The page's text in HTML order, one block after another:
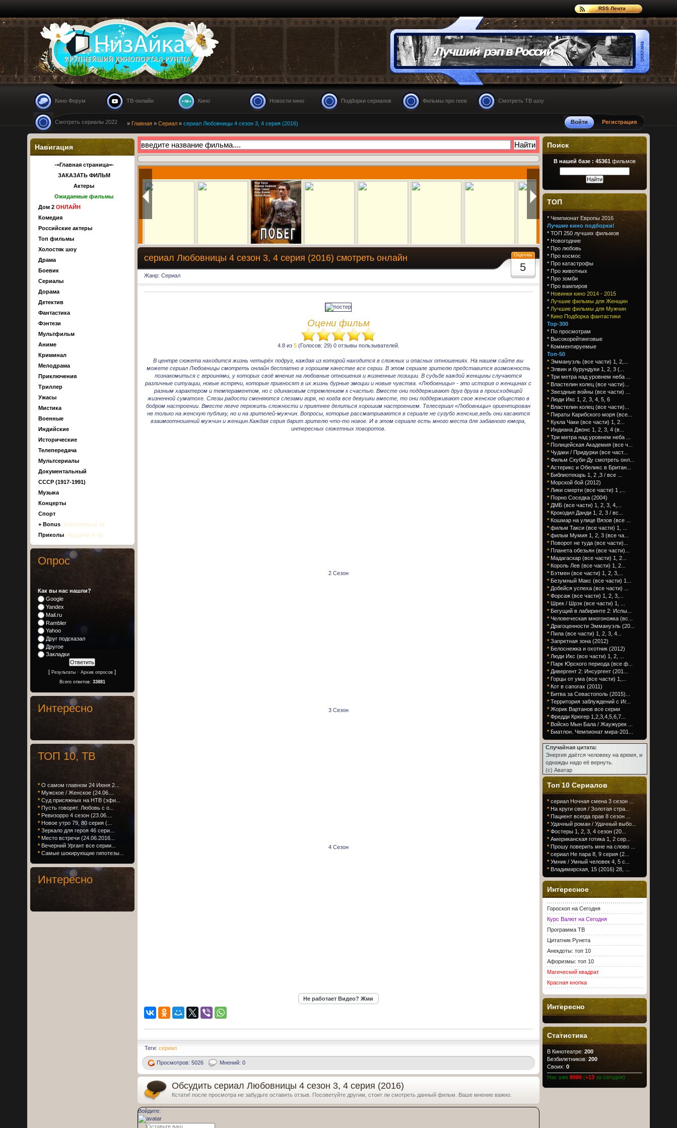
RSS Лента
Nizaika.ru
Кино Форум ТВ-онлайн Кино Новости кино Подборки сериалов Фильмы про геев Смотреть ТВ шоу
Смотреть сериалы 2022 Войти Регистрация
» Главная» Сериал» сериал Любовницы 4 сезон 3, 4 серия (2016)
сериал Любовницы 4 сезон 3, 4 серия (2016) смотреть онлайн
Жанр: Сериал
Оценка
5
Оцени фильм
4.8 из 5(Голосов: 29) 0 отзывы пользывателей.
В центре сюжета находится жизнь четырёх подруг, каждая из которой находится в сложных и опасных отношениях. На нашем сайте вы
можете сериал Любовницы смотреть онлайн бесплатно в хорошем качестве все серии. В этом сериале зрителю представится возможность
познакомиться с героинями, у которых своё мнение на любовные отношения и жизненные позиции. В судьбе каждой женщины случаются
различные ситуации, новые встречи, которые привносят в их жизнь бурные эмоции и новые чувства. «Любовницы» - это история о женщинах с
разным характером и темпераментом, но с одинаковым стремлением к счастью. Вместе они поддерживают друг друга в происходящей
жизненной суматохе. Слезы радости сменяются слезами горя, но когда все девушки вместе, то они поддерживают свое женское общество в
бодром настроении. Вместе легче пережить сложности и приятнее делиться хорошим настроением. Телесериал «Любовницы» ориентирован
не только на женскую публику, но и на зрителей-мужчин. Вопросы, которые рассматриваются в сериале не сугубо женские,ведь они касаются
взаимоотношений мужчин и женщин.Каждая серия дарит зрителю что-то новое. И в этом сериале есть много места для забавного юмора,
интересных сюжетных поворотов.
2 Сезон
3 Сезон
4 Сезон
Теги: сериал
Просмотров: 5026 Мнений: 0
Обсудить сериал Любовницы 4 сезон 3, 4 серия (2016)
Кстати! после просмотра не забудьте оставить отзыв. Посоветуйте другим, стоит ли смотреть данный фильм. Ваше мнение важно.
Войдите:
Поиск
В нашей базе : 45361 фильмов
ТОП
*Чемпионат Европы 2016
Лучшие кино подборки!
*ТОП 250 лучших фильмов
* Новогодние
*Про любовь
*Про космос
*Про катастрофы
*Про животных
*Про зомби
*Про вампиров
* Новинки кино 2014 - 2015
* Лучшие фильмы для Женщин
* Лучшие фильмы для Мужчин
* Кино Подборка фантастики
Top-300
*По просмотрам
* Высокорейтинговые
* Комментируемые
Топ-50
* Эммануэль (все части) 1, 2,...
* Элвин и бурундуки 1, 2, 3 (...
* Три метра над уровнем неба ...
* Властелин колец (все части)...
* Звездные войны (все части) ...
* Люди Икс 1, 2, 3, 4, 5, 6
* Властелин колец (все части)...
* Пираты Карибского моря (все...
* Кукла Чаки (все части) 1, 2...
* Индиана Джонс 1, 2, 3, 4 (в...
* Три метра над уровнем неба ...
* Полицейская Академия (все ч...
* Чудаки / Придурки (все част...
* Фильм Скуби-Ду смотреть онл...
* Астерикс и Обеликс в Британ...
* Библиотекарь 1, 2 ,3 / все ...
* Морской бой (2012)
* Лики смерти (все части) 1 ,...
* Порно Соседка (2004)
* ДМБ (все части) 1, 2, 3, 4,...
* Крокодил Данди 1, 2, 3 / вс...
* Кошмар на улице Вязов (все ...
* фильм Такси (все части) 1, ...
* фильм Мумия 1, 2, 3 (все ча...
* Поворот не туда (все части)...
* Планета обезьян (все части)...
* Мадагаскар (все части) 1, 2...
* Король Лев (все части) 1, 2...
* Бэтмен (все части) 1, 2, 3,...
* Безумный Макс (все части) 1...
* Добейся успеха (все части) ...
* Форсаж (все части) 1, 2, 3,...
* Шрек / Шрэк (все части) 1, ...
* Бегущий в лабиринте 2: Испы...
* Человеческая многоножка (вс...
* Драгоценности Эммануэль (20...
* Пила (все части) 1, 2, 3, 4...
* Запретная зона (2012)
* Белоснежка и охотник (2012)
* Люди Икс (все части) 1, 2, ...
* Парк Юрского периода (все ф...
* Дивергент 2: Инсургент (201...
* Горцы от ума (все части) 1,...
* Кот в сапогах (2011)
* Битва за Севастополь (2015)...
* Территория заблуждений с Иг...
* Жорик Вартанов все серии
* Фредди Крюгер 1,2,3,4,5,6,7...
* Войско Мын Бала / Жаужүрек ...
* Биатлон. Чемпионат мира-201...
Случайная цитата:
Энергия даётся человеку на время, и
однажды надо её вернуть.
(c) Аватар
Топ 10 Сериалов
* сериал Ночная смена 3 сезон ...
* На круги своя / Золотая стра...
* Пациент всегда прав 8 сезон ...
* Удачный роман / Удачный выбо...
* Фостеры 1, 2, 3, 4 сезон (20...
* Американская готика 1, 2 сер...
* Прошу поверить мне на слово ...
* сериал Не пара 8, 9 серия (2...
* Умник / Умный человек 4, 5 с...
* Владимирская, 15 (2016) 28, ...
Интересное
Гороскоп на Сегодня
Курс Валют на Сегодня
Программа ТВ
Цитатник Рунета
Анекдоты: топ 10
Афоризмы: топ 10
Магический квадрат
Красная кнопка
Интересно
Статистика
В Кинотеатре:200
Безбилетников:200
Своих:0
Нас уже8980 (+13 за сегодня)
Навигация
-=Главная страница=-
ЗАКАЗАТЬ ФИЛЬМ
Актеры
Ожидаемые фильмы
Дом 2 ОНЛАЙН
Комедия
Российские актеры
Топ фильмы
Холостяк шоу
Драма
Боевик
Сериалы
Дорама
Детектив
Фантастика
Фэнтези
Мультфильм
Аниме
Криминал
Мелодрама
Приключения
Триллер
Ужасы
Мистика
Военные
Индийские
Исторические
Телепередача
Мультсериалы
Документальный
СССР (1917-1991)
Музыка
Концерты
Спорт
+ Bonus, Киноляпы и тд
Приколы, Неудачи и тд
Опрос
Как вы нас нашли?
Google
Yandex
Mail.ru
Rambler
Yahoo
Друг подсказал
Другое
Закладки
[Результаты ·Архив опросов ]
Всего ответов: 33881
Интересно
ТОП 10, ТВ
* О самом главном 24 Июня 2...
* Мужское / Женское (24.06....
* Суд присяжных на НТВ (эфи...
* Пусть говорят. Любовь с о...
* Ревизорро 4 сезон (23.06....
* Новое утро 79, 80 серия (...
* Зеркало для героя 46 сери...
* Место встречи (24.06.2016...
* Вечерний Ургант все серии...
* Самые шокирующие гипотезы...
Интересно